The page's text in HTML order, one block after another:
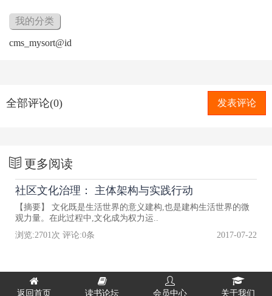
我的分类
cms_mysort@id
全部评论(0) 发表评论
更多阅读
社区文化治理： 主体架构与实践行动
【摘要】 文化既是生活世界的意义建构,也是建构生活世界的微
观力量。在此过程中,文化成为权力运..
浏览:2701次 评论:0条 2017-07-22
返回首页 读书论坛 会员中心 关于我们